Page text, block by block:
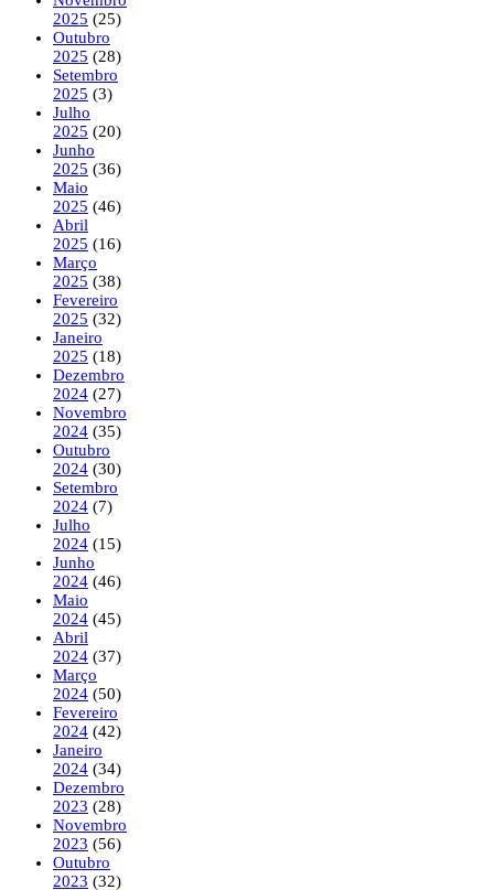
2025 (25)
Outubro
2025 (28)
Setembro
2025 (3)
Julho
2025 (20)
Junho
2025 (36)
Maio
2025 (46)
Abril
2025 (16)
Março
2025 (38)
Fevereiro
2025 (32)
Janeiro
2025 (18)
Dezembro
2024 (27)
Novembro
2024 (35)
Outubro
2024 (30)
Setembro
2024 (7)
Julho
2024 (15)
Junho
2024 (46)
Maio
2024 (45)
Abril
2024 (37)
Março
2024 (50)
Fevereiro
2024 (42)
Janeiro
2024 (34)
Dezembro
2023 (28)
Novembro
2023 (56)
Outubro
2023 (32)